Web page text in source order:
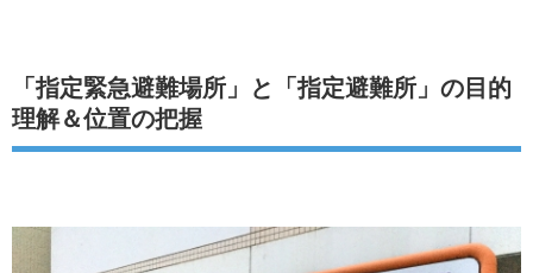
「指定緊急避難場所」と「指定避難所」の目的
理解＆位置の把握